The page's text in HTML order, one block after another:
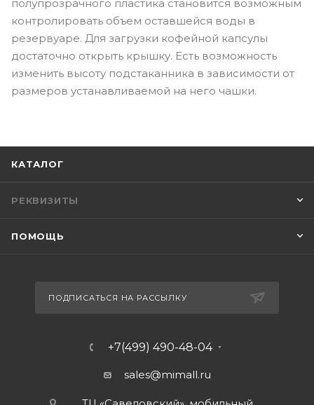
полупрозрачного пластика становится возможным
контролировать объем оставшейся воды в
резервуаре. Для загрузки кофейной капсулы
достаточно открыть крышку. Есть возможность
изменить высоту подстаканника в зависимости от
размеров устанавливаемой на него чашки.
КАТАЛОГ
РЕКВИЗИТЫ
ПОМОЩЬ
ПОДПИСАТЬСЯ НА РАССЫЛКУ
+7(499) 490-48-04
sales@mimall.ru